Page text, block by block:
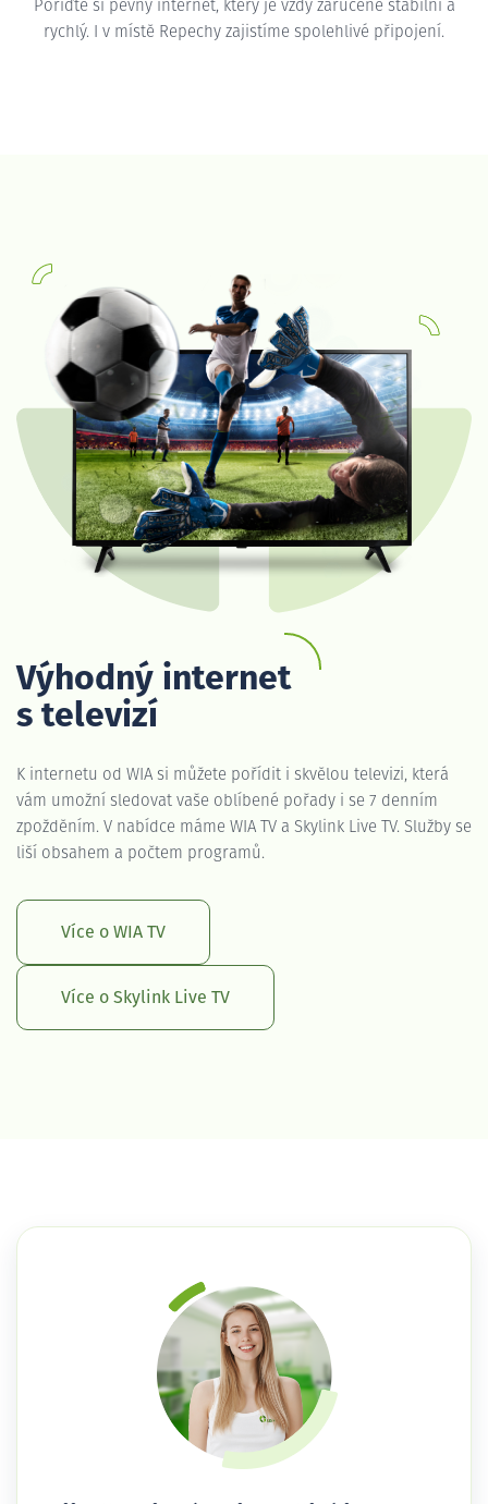
Pořiďte si pevný internet, který je vždy zaručeně stabilní a
rychlý. I v místě Repechy zajistíme spolehlivé připojení.
Výhodný internet
s televizí
K internetu od WIA si můžete pořídit i skvělou televizi, která
vám umožní sledovat vaše oblíbené pořady i se 7 denním
zpožděním. V nabídce máme WIA TV a Skylink Live TV. Služby se
liší obsahem a počtem programů.
Více o WIA TV
Více o Skylink Live TV